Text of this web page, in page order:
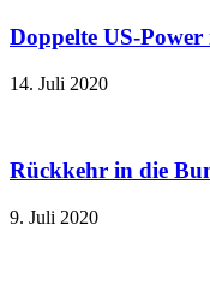
Doppelte US-
14. Juli 2020
Rückkehr in die
9. Juli 2020